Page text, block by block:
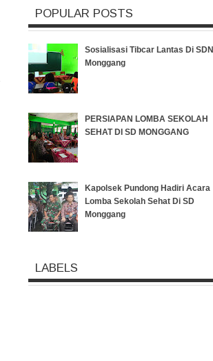
POPULAR POSTS
Sosialisasi Tibcar Lantas Di SDN
Monggang
PERSIAPAN LOMBA SEKOLAH
SEHAT DI SD MONGGANG
Kapolsek Pundong Hadiri Acara
Lomba Sekolah Sehat Di SD
Monggang
LABELS